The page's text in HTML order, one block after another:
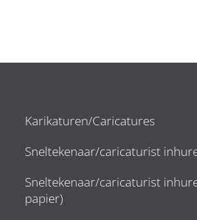
Karikaturen/Caricatures
Sneltekenaar/caricaturist
Sneltekenaar/caricaturist
papier)